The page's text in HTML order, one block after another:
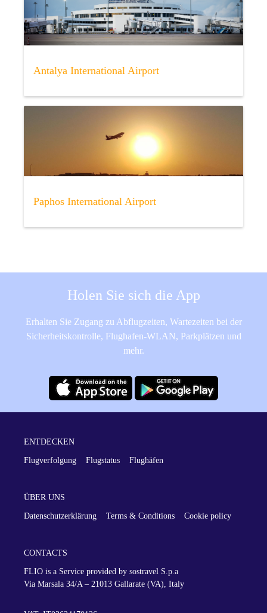
Antalya International Airport
Paphos International Airport
Holen Sie sich die App
Erhalten Sie Zugang zu Abflugzeiten, Wartezeiten bei der
Sicherheitskontrolle, Flughafen-WLAN, Parkplätzen und
mehr.
ENTDECKEN
Flugverfolgung Flugstatus Flughäfen
ÜBER UNS
Datenschutzerklärung Terms & Conditions Cookie policy
CONTACTS
FLIO is a Service provided by sostravel S.p.a
Via Marsala 34/A – 21013 Gallarate (VA), Italy